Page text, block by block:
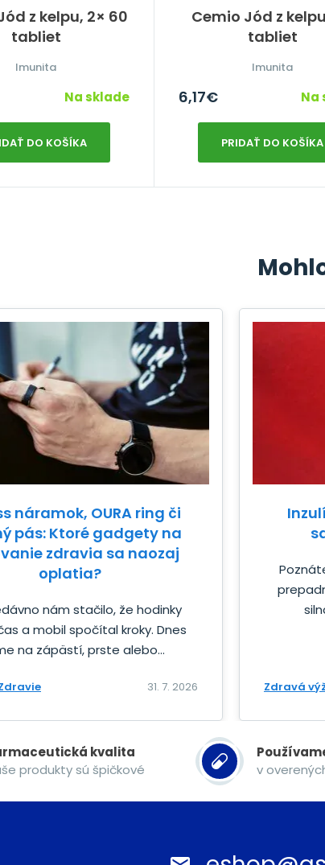
z kelpu, 2× 60
tabliet
Imunita
Na sklade
DO KOŠÍKA
Cemio Jód z
tabliet
Imunita
6,17€ Na
PRIDAŤ DO KOŠÍKA
náramok, OURA ring či
pás: Ktoré gadgety na
zdravia sa naozaj
oplatia?
nám stačilo, že hodinky
a mobil spočítal kroky. Dnes
na zápästí, prste alebo...
31. 7. 2026 Zdravá
kvalita
produkty sú špičkové
v